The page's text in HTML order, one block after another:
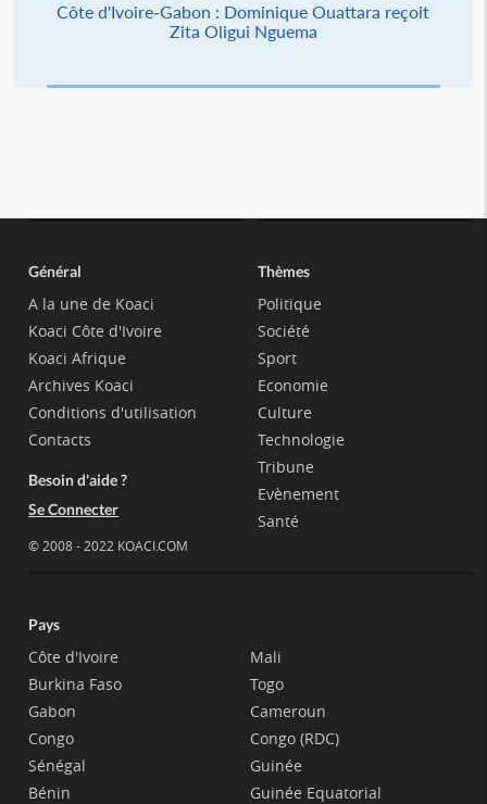
Côte d'Ivoire-Gabon : Dominique Ouattara reçoit
Zita Oligui Nguema
Général
A la une de Koaci
Koaci Côte d'Ivoire
Koaci Afrique
Archives Koaci
Conditions d'utilisation
Contacts
Besoin d'aide ?
Se Connecter
© 2008 - 2022 KOACI.COM
Thèmes
Politique
Société
Sport
Economie
Culture
Technologie
Tribune
Evènement
Santé
Pays
Côte d'Ivoire
Burkina Faso
Gabon
Congo
Sénégal
Bénin
Mali
Togo
Cameroun
Congo (RDC)
Guinée
Guinée Equatorial